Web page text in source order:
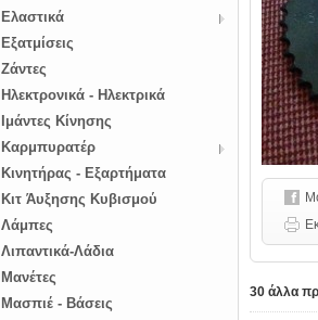
Ελαστικά
Εξατμίσεις
Ζάντες
Ηλεκτρονικά - Ηλεκτρικά
Ιμάντες Κίνησης
Καρμπυρατέρ
Κινητήρας - Εξαρτήματα
Κιτ Άυξησης Κυβισμού
Λάμπες
Λιπαντικά-Λάδια
Μανέτες
Μασπιέ - Βάσεις
30 άλλα